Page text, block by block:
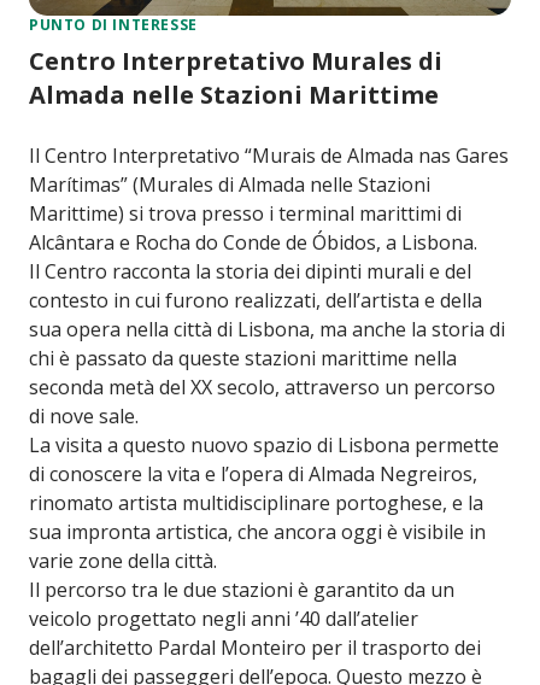
PUNTO DI INTERESSE
Centro Interpretativo Murales di
Almada nelle Stazioni Marittime
Il Centro Interpretativo “Murais de Almada nas Gares
Marítimas” (Murales di Almada nelle Stazioni
Marittime) si trova presso i terminal marittimi di
Alcântara e Rocha do Conde de Óbidos, a Lisbona.
Il Centro racconta la storia dei dipinti murali e del
contesto in cui furono realizzati, dell’artista e della
sua opera nella città di Lisbona, ma anche la storia di
chi è passato da queste stazioni marittime nella
seconda metà del XX secolo, attraverso un percorso
di nove sale.
La visita a questo nuovo spazio di Lisbona permette
di conoscere la vita e l’opera di Almada Negreiros,
rinomato artista multidisciplinare portoghese, e la
sua impronta artistica, che ancora oggi è visibile in
varie zone della città.
Il percorso tra le due stazioni è garantito da un
veicolo progettato negli anni ’40 dall’atelier
dell’architetto Pardal Monteiro per il trasporto dei
bagagli dei passeggeri dell’epoca. Questo mezzo è